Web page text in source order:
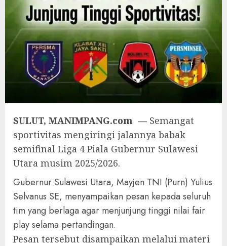
SULUT, MANIMPANG.com — Semangat
sportivitas mengiringi jalannya babak
semifinal Liga 4 Piala Gubernur Sulawesi
Utara musim 2025/2026.
Gubernur Sulawesi Utara, Mayjen TNI (Purn) Yulius
Selvanus SE, menyampaikan pesan kepada seluruh
tim yang berlaga agar menjunjung tinggi nilai fair
play selama pertandingan.
Pesan tersebut disampaikan melalui materi